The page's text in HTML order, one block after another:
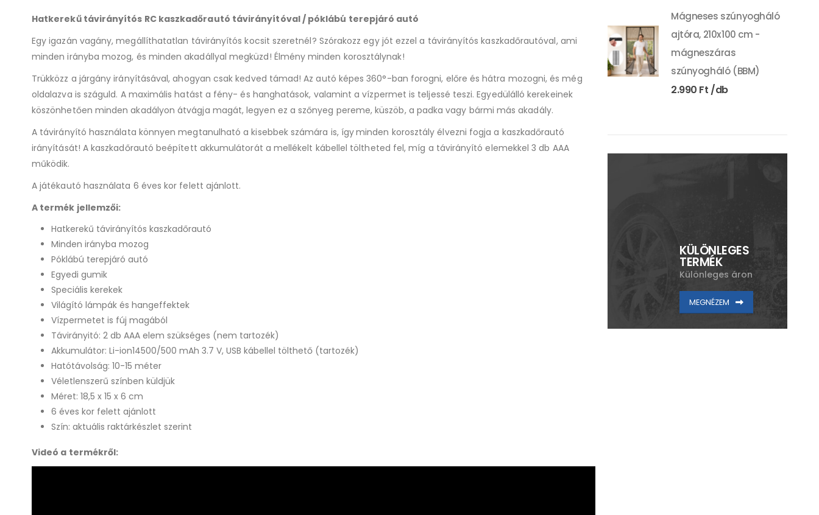
Hatkerekű távirányítós RC kaszkadőrautó távirányítóval / póklábú terepjáró autó
Egy igazán vagány, megállíthatatlan távirányítós kocsit szeretnél? Szórakozz egy jót ezzel a távirányítós kaszkadőrautóval, ami
minden irányba mozog, és minden akadállyal megküzd! Élmény minden korosztálynak!
Trükközz a járgány irányításával, ahogyan csak kedved támad! Az autó képes 360°-ban forogni, előre és hátra mozogni, és még
oldalazva is száguld. A maximális hatást a fény- és hanghatások, valamint a vízpermet is teljessé teszi. Egyedülálló kerekeinek
köszönhetően minden akadályon átvágja magát, legyen ez a szőnyeg pereme, küszöb, a padka vagy bármi más akadály.
A távirányító használata könnyen megtanulható a kisebbek számára is, ígyminden korosztály élvezni fogja a kaszkadőrautó
irányítását! A kaszkadőrautó beépített akkumulátorát a mellékelt kábellel töltheted fel, míg a távirányító elemekkel 3 db AAA
működik.
A játékautó használata 6 éves kor felett ajánlott.
A termék jellemzői:
Hatkerekű távirányítós kaszkadőrautó
Minden irányba mozog
Póklábú terepjáró autó
Egyedi gumik
Speciális kerekek
Világító lámpák és hangeffektek
Vízpermetet is fúj magából
Távirányitó: 2 db AAA elem szükséges (nem tartozék)
Akkumulátor: Li-ion14500/500 mAh 3.7 V, USB kábellel tölthető (tartozék)
Hatótávolság: 10-15 méter
Véletlenszerű színben küldjük
Méret: 18,5 x 15 x 6 cm
6 éves kor felett ajánlott
Szín: aktuális raktárkészlet szerint
Videó a termékről:
Mágneses szúnyogháló
ajtóra, 210x100 cm -
mágneszáras
szúnyogháló (BBM)
2.990 Ft
KÜLÖNLEGES
TERMÉK
Különleges áron
MEGNÉZEM